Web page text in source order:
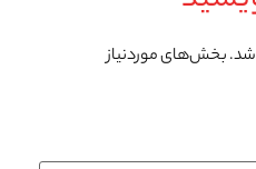
شد.بخش‌های موردنیاز